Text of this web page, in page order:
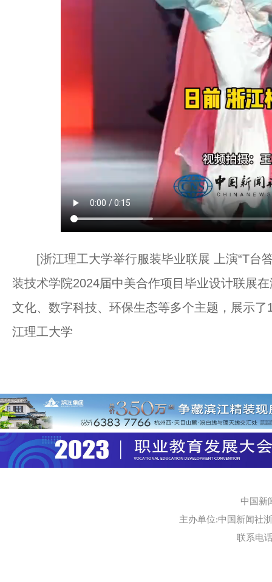
[浙江理工大学举行服装毕业联展 上演“T台
装技术学院2024届中美合作项目毕业设计联展
文化、数字科技、环保生态等多个主题，展示
江理工大学
中国新
主办单位:中国新闻社
联系电